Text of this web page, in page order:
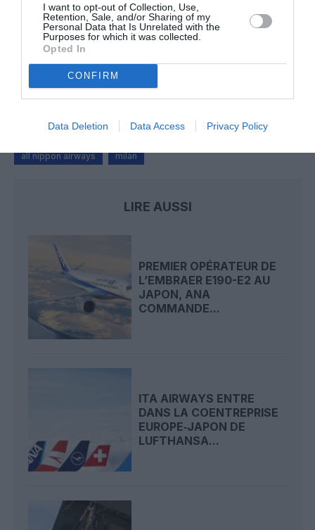
I want to opt-out of Collection, Use,
Retention, Sale, and/or Sharing of my
Personal Data that Is Unrelated with the
Purposes for which it was collected.
Opted In
CONFIRM
Data Deletion Data Access Privacy Policy
intermodale entre Paris-CDG et 27 gares françaises
NDRa commenté l'article :
au tout numérique avec Pax Check
all nippon airways milan
LIRE AUSSI
PREMIER OPÉRATEUR DE
L’EMBRAER E190-E2 AU
JAPON, ANA
COMMANDE...
ITA AIRWAYS ENTRE
DANS LA COENTREPRISE
EUROPE‑JAPON DE
LUFTHANSA...